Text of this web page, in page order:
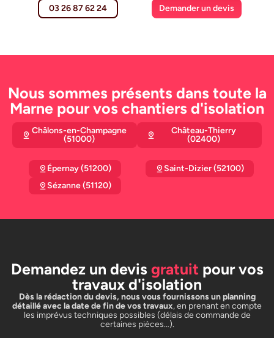
03 26 87 62 24 Demander un devis
Nous sommes présents dans toute la
Marne pour vos chantiers d'isolation
Châlons-en-Champagne
(51000)
Château-Thierry
(02400)
Épernay (51200)
Saint-Dizier (52100)
Sézanne (51120)
Demandez un devis gratuitpour vos
travaux d'isolation
Dès la rédaction du devis, nous vous fournissons un planning
détaillé avec la date de fin de vos travaux, en prenant en compte
les imprévus techniques possibles (délais de commande de
certaines pièces…).